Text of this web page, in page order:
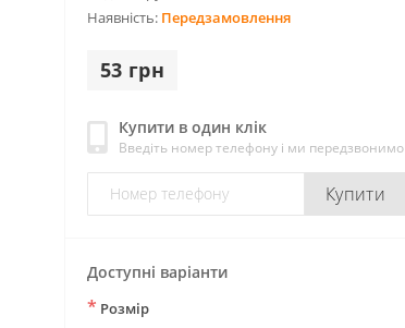
Наявність: Передзамовлення
53 грн
Купити в один клік
Введіть номер телефону і ми передзвонимо
Купити
Доступні варіанти
* Розмір